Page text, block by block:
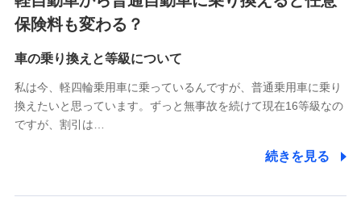
チューリッヒ少額短期保険株式会社
(https://www.zurichssi.co.jp/)
(https://www.tokiomarine-x.co.jp/)
(https://pshoken.co.jp/)
リトルファミリー少額短期保険株式会社
(https://www.littlefamily-ssi.com/)
郵便、電話、およびＥメール等により、当社と取引のあるも
保険料も変わる？
車の乗り換えと等級について
私は今、軽四輪乗用車に乗っているんですが、普通乗用車に乗り
換えたいと思っています。ずっと無事故を続けて現在16等級なの
ですが、割引は…
続きを見る